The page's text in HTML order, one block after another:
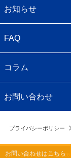
お問い合わせはこちら
お知らせ
FAQ
コラム
お問い合わせ
プライバシーポリシー
Copyright 1998-2026